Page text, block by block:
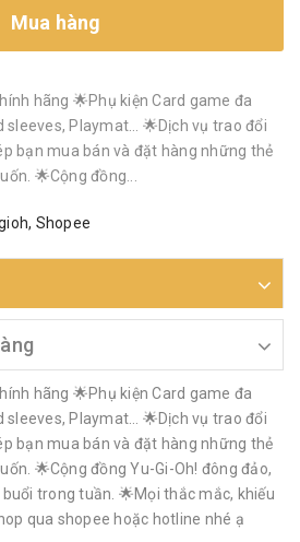
Mua hàng
hãng 🌟Phụ kiện Card game đa
sleeves, Playmat… 🌟Dịch vụ trao đổi
bạn mua bán và đặt hàng những thẻ
🌟Cộng đồng...
, Shopee
hãng 🌟Phụ kiện Card game đa
sleeves, Playmat… 🌟Dịch vụ trao đổi
bạn mua bán và đặt hàng những thẻ
🌟Cộng đồng Yu-Gi-Oh! đông đảo,
trong tuần. 🌟Mọi thắc mắc, khiếu
qua shopee hoặc hotline nhé ạ